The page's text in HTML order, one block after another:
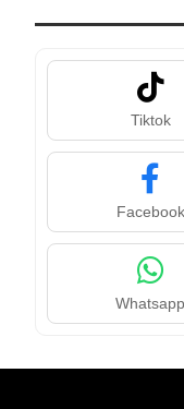
Tiktok
Facebook
Whatsapp